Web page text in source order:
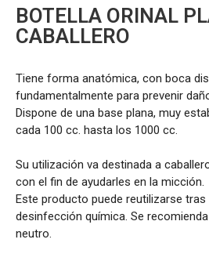
BOTELLA ORINAL
CABALLERO
Tiene forma anatómica, con boca
fundamentalmente para prevenir
Dispone de una base plana, muy
cada 100 cc. hasta los 1000 cc.
Su utilización va destinada a
con el fin de ayudarles en la micción.
Este producto puede reutilizarse tras
desinfección química. Se
neutro.